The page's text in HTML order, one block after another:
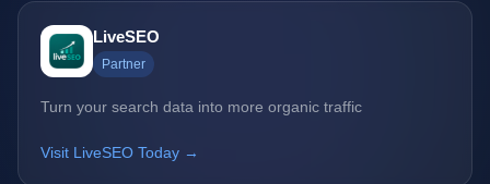
LiveSEO
Partner
Turn your search data into more organic traffic
Visit LiveSEO Today →